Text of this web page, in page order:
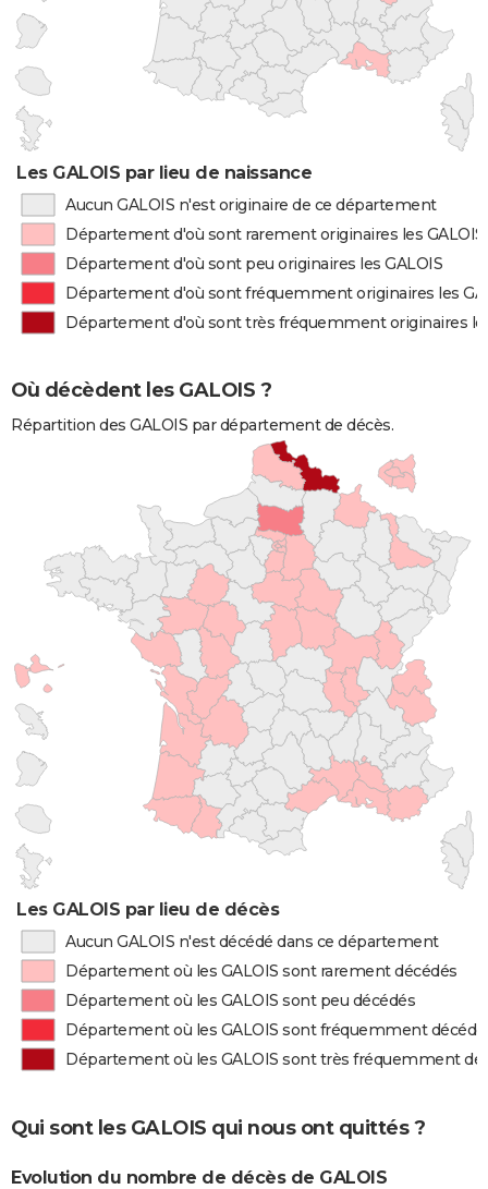
Les GALOIS par lieu de naissance
Aucun GALOIS n'est originaire de ce département
Département d'où sont rarement originaires les GALOIS
Département d'où sont peu originaires les GALOIS
Département d'où sont fréquemment originaires les
Département d'où sont très fréquemment originaires
Où décèdent les GALOIS ?
Répartition des GALOIS par département de décès.
Les GALOIS par lieu de décès
Aucun GALOIS n'est décédé dans ce département
Département où les GALOIS sont rarement décédés
Département où les GALOIS sont peu décédés
Département où les GALOIS sont fréquemment
Département où les GALOIS sont très fréquemment
Qui sont les GALOIS qui nous ont quittés ?
Evolution du nombre de décès de GALOIS